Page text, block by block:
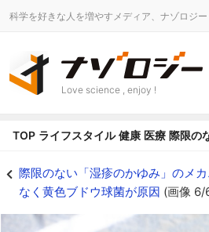
科学を好きな人を増やすメディア、ナゾロジー
Love science , enjoy !
TOP ライフスタイル 健康 医療 際限の
際限のない「湿疹のかゆみ」のメ
なく黄色ブドウ球菌が原因 (画像 6/